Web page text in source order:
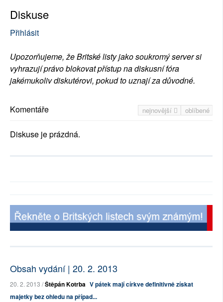
Diskuse
Přihlásit
Upozorňujeme, že Britské listy jako soukromý server si
vyhrazují právo blokovat přístup na diskusní fóra
jakémukoliv diskutérovi, pokud to uznají za důvodné.
nejnovější oblíbené
Komentáře
Diskuse je prázdná.
Obsah vydání | 20. 2. 2013
20. 2. 2013 /Štěpán Kotrba V pátek mají církve definitivně získat
majetky bez ohledu na případ...